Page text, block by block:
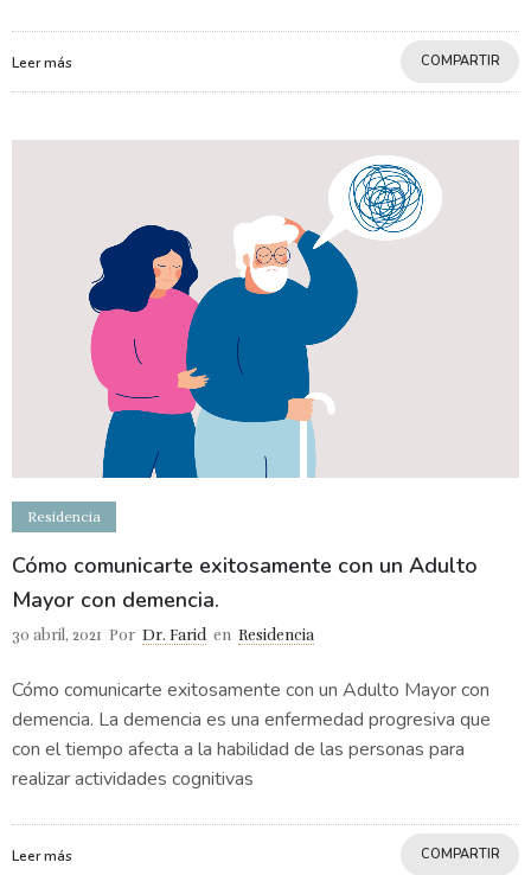
Leer más COMPARTIR
Residencia
Cómo comunicarte exitosamente con un Adulto
Mayor con demencia.
30 abril, 2021 Por Dr. Farid en Residencia
Cómo comunicarte exitosamente con un Adulto Mayor con
demencia. La demencia es una enfermedad progresiva que
con el tiempo afecta a la habilidad de las personas para
realizar actividades cognitivas
Leer más COMPARTIR